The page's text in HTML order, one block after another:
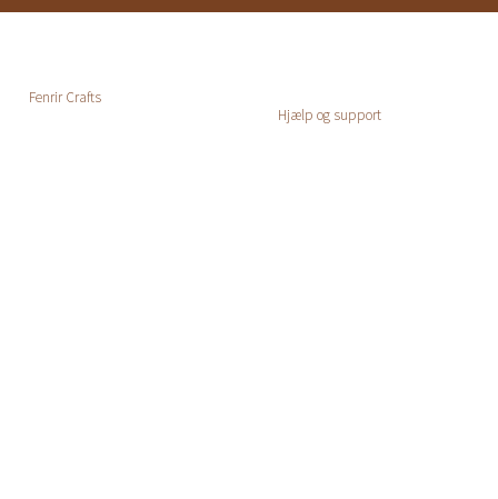
Fenrir Crafts
Hjælp og support